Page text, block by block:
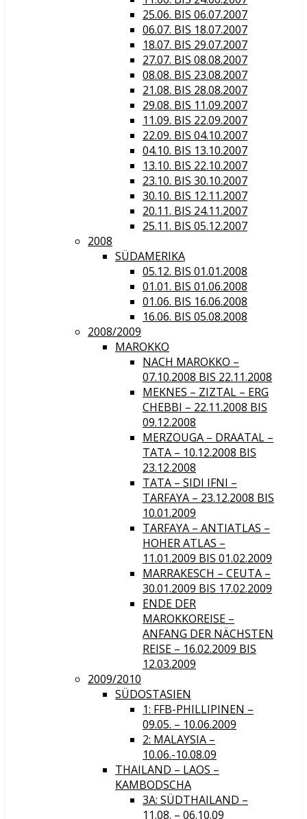
25.06. BIS 06.07.2007
06.07. BIS 18.07.2007
18.07. BIS 29.07.2007
27.07. BIS 08.08.2007
08.08. BIS 23.08.2007
21.08. BIS 28.08.2007
29.08. BIS 11.09.2007
11.09. BIS 22.09.2007
22.09. BIS 04.10.2007
04.10. BIS 13.10.2007
13.10. BIS 22.10.2007
23.10. BIS 30.10.2007
30.10. BIS 12.11.2007
20.11. BIS 24.11.2007
25.11. BIS 05.12.2007
2008
SÜDAMERIKA
05.12. BIS 01.01.2008
01.01. BIS 01.06.2008
01.06. BIS 16.06.2008
16.06. BIS 05.08.2008
2008/2009
MAROKKO
NACH MAROKKO –
07.10.2008 BIS 22.11.2008
MEKNES – ZIZTAL – ERG
CHEBBI – 22.11.2008 BIS
09.12.2008
MERZOUGA – DRAATAL –
TATA – 10.12.2008 BIS
23.12.2008
TATA – SIDI IFNI –
TARFAYA – 23.12.2008 BIS
10.01.2009
TARFAYA – ANTIATLAS –
HOHER ATLAS –
11.01.2009 BIS 01.02.2009
MARRAKESCH – CEUTA –
30.01.2009 BIS 17.02.2009
ENDE DER
MAROKKOREISE –
ANFANG DER NÄCHSTEN
REISE – 16.02.2009 BIS
12.03.2009
2009/2010
SÜDOSTASIEN
1: FFB-PHILLIPINEN –
09.05. – 10.06.2009
2: MALAYSIA –
10.06.-10.08.09
THAILAND – LAOS –
KAMBODSCHA
3A: SÜDTHAILAND –
11.08. – 06.10.09